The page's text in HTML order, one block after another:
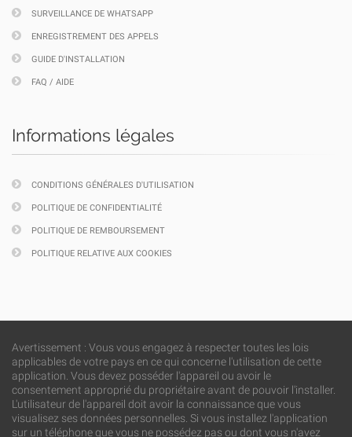
SURVEILLANCE DE WHATSAPP
ENREGISTREMENT DES APPELS
GUIDE D'INSTALLATION
FAQ / AIDE
Informations légales
CONDITIONS GÉNÉRALES D'UTILISATION
POLITIQUE DE CONFIDENTIALITÉ
POLITIQUE DE REMBOURSEMENT
POLITIQUE RELATIVE AUX COOKIES
Avertissement : Vous vous engagez à respecter toutes les lois
applicables de votre pays en ce qui concerne l'utilisation de cette
application. Vous devez posséder l'appareil ou avoir le
consentement approprié du propriétaire avant de pouvoir l'installer.
L'utilisateur de l'appareil doit avoir la connaissance que vous
visualisez ses données personnelles. Si vous installez l'application
sur un téléphone que vous ne possédez pas ou dont vous n'avez